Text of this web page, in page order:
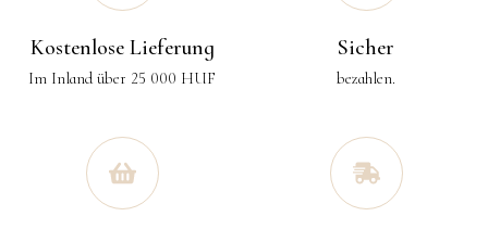
Kostenlose Lieferung
Im Inland über 25 000 HUF
Sicher
bezahlen.